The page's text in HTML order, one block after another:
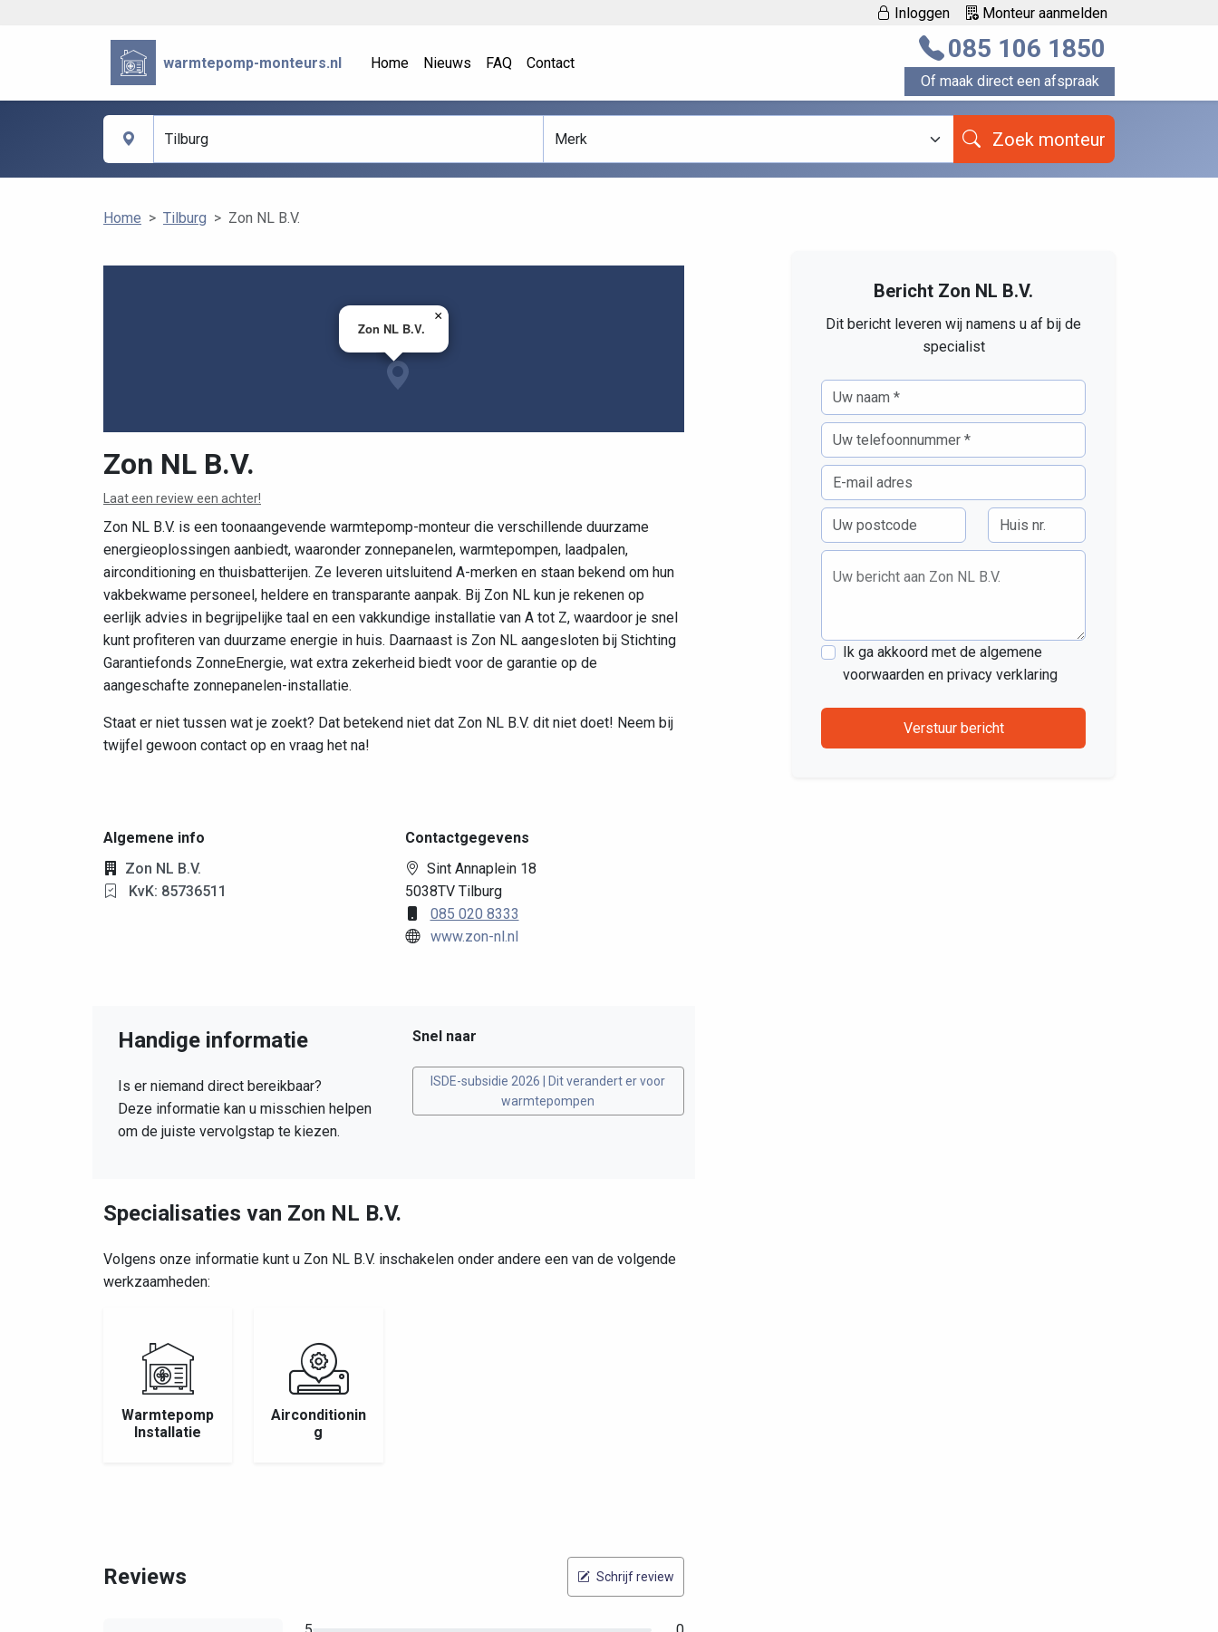
Inloggen Monteur aanmelden
warmtepomp-monteurs.nl Home Nieuws FAQ Contact 085 106 1850
Of maak direct een afspraak
Zoek monteur
Home Tilburg Zon NL B.V.
Zon NL B.V.
×
Zon NL B.V.
Laat een review een achter!
Zon NL B.V. is een toonaangevende warmtepomp-monteur die verschillende duurzame
energieoplossingen aanbiedt, waaronder zonnepanelen, warmtepompen, laadpalen,
airconditioning en thuisbatterijen. Ze leveren uitsluitend A-merken en staan bekend om hun
vakbekwame personeel, heldere en transparante aanpak. Bij Zon NL kun je rekenen op
eerlijk advies in begrijpelijke taal en een vakkundige installatie van A tot Z, waardoor je snel
kunt profiteren van duurzame energie in huis. Daarnaast is Zon NL aangesloten bij Stichting
Garantiefonds ZonneEnergie, wat extra zekerheid biedt voor de garantie op de
aangeschafte zonnepanelen-installatie.
Staat er niet tussen wat je zoekt? Dat betekend niet dat Zon NL B.V. dit niet doet! Neem bij
twijfel gewoon contact op en vraag het na!
Algemene info
Zon NL B.V.
KvK: 85736511
Contactgegevens
Sint Annaplein 18
5038TV Tilburg
085 020 8333
www.zon-nl.nl
Handige informatie
Is er niemand direct bereikbaar?
Deze informatie kan u misschien helpen
om de juiste vervolgstap te kiezen.
Snel naar
ISDE-subsidie 2026 | Dit verandert er voor
warmtepompen
Specialisaties van Zon NL B.V.
Volgens onze informatie kunt u Zon NL B.V. inschakelen onder andere een van de volgende
werkzaamheden:
Warmtepomp
Installatie
Airconditionin
g
Reviews Schrijf review
Bericht Zon NL B.V.
Dit bericht leveren wij namens u af bij de
specialist
Uw bericht aan Zon NL B.V.
Ik ga akkoord met de algemene
voorwaarden en privacy verklaring
Verstuur bericht